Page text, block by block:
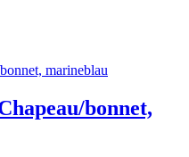
bonnet,